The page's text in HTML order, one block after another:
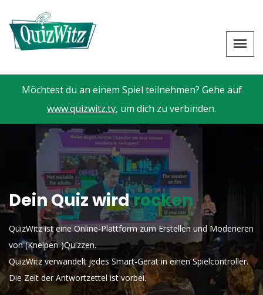
Möchtest du an einem Spiel teilnehmen? Gehe auf
www.quizwitz.tv, um dich zu verbinden.
Dein Quiz wirdrocken
QuizWitz ist eine Online-Plattform zum Erstellen und Moderieren
von (Kneipen-)Quizzen.
QuizWitz verwandelt jedes Smart-Gerät in einen Spielcontroller.
Die Zeit der Antwortzettel ist vorbei.